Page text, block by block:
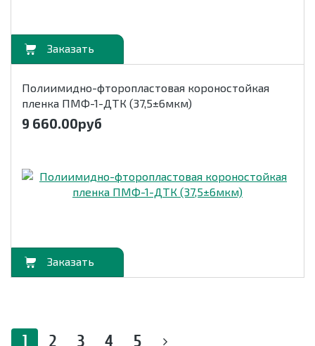
Полиимидно-фторопластовая короностойкая
пленка ПМФ-1-ДТК (37,5±6мкм)
9 660.00руб
1 2 3 4 5